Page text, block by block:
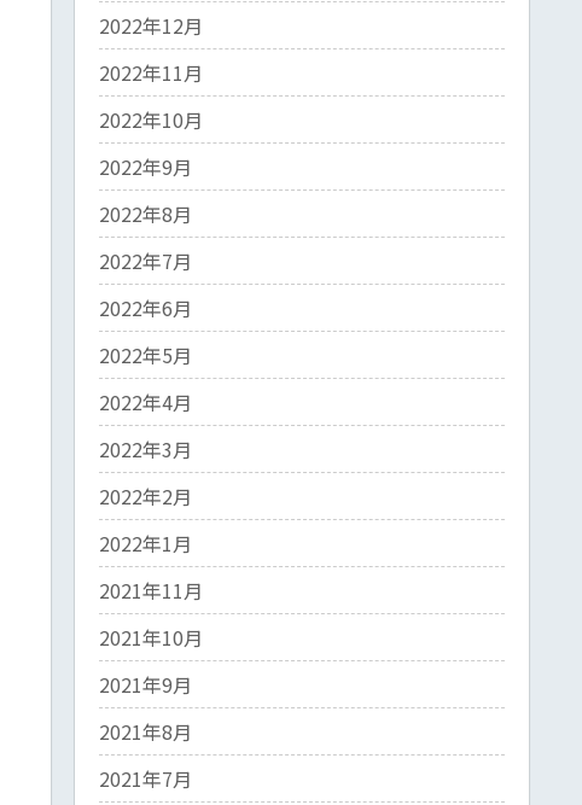
2022年12月
2022年11月
2022年10月
2022年9月
2022年8月
2022年7月
2022年6月
2022年5月
2022年4月
2022年3月
2022年2月
2022年1月
2021年11月
2021年10月
2021年9月
2021年8月
2021年7月